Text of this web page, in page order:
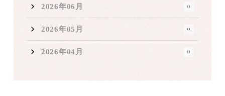
2026年06月 0
2026年05月 0
2026年04月 0